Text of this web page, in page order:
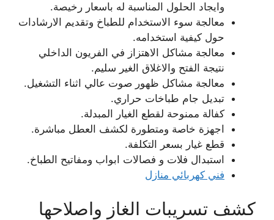
وايجاد الحلول المناسبة له باسعار رخيصة.
معالجة سوء الاستخدام للطباخ وتقديم الارشادات
حول كيفية استخدامه.
معالجة مشاكل الاهتزاز في الفريون الداخلي
نتيجة الفتح والاغلاق الغير سليم.
معالجة مشاكل ظهور صوت عالي اثناء التشغيل.
تبديل جام طباخات حراري.
كفالة ممنوحة لقطع الغيار المبدلة.
اجهزة خاصة ومتطورة لكشف العطل مباشرة.
قطع غيار بسعر التكلفة.
استبدال فلات و فصالات ابواب ومفاتيح الطباخ.
فني كهربائي منازل
كشف تسريبات الغاز واصلاحها